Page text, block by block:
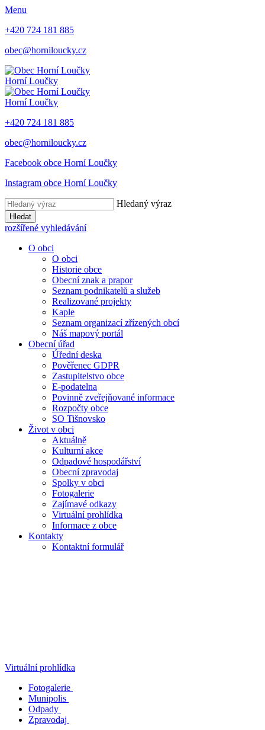
Menu
+420 724 181 885
obec@horniloucky.cz
Horní Loučky
Horní Loučky
+420 724 181 885
obec@horniloucky.cz
Facebook obce Horní Loučky
Instagram obce Horní Loučky
Hledaný výraz
Hledat
rozšířené vyhledávání
O obci
O obci
Historie obce
Obecní znak a prapor
Seznam podnikatelů a služeb
Realizované projekty
Kaple
Seznam organizací zřízených obcí
Náš mapový portál
Obecní úřad
Úřední deska
Pověřenec GDPR
Zastupitelstvo obce
E-podatelna
Povinně zveřejňované informace
Rozpočty obce
SO Tišnovsko
Život v obci
Aktuálně
Kulturní akce
Odpadové hospodářství
Obecní zpravodaj
Spolky v obci
Fotogalerie
Zajímavé odkazy
Virtuální prohlídka
Informace z obce
Kontakty
Kontaktní formulář
Virtuální prohlídka
Fotogalerie
Munipolis
Odpady
Zpravodaj